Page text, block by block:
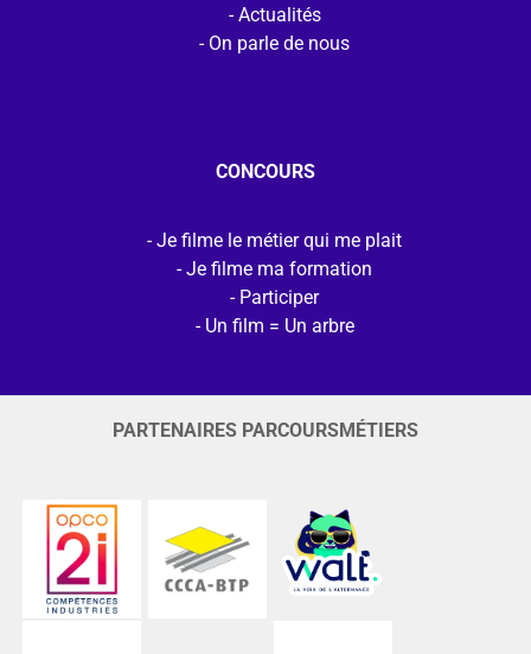
Actualités
On parle de nous
CONCOURS
Je filme le métier qui me plait
Je filme ma formation
Participer
Un film = Un arbre
PARTENAIRES PARCOURSMÉTIERS